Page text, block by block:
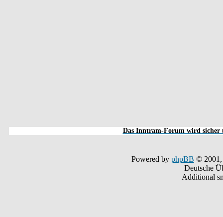
Das Inntram-Forum wird sicher
Powered by phpBB © 2001,
Deutsche
Additional